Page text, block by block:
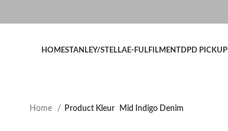
HOMESTANLEY/STELLAE-FULFILMENT DPD PICKUP
Home Product Kleur Mid Indigo Denim